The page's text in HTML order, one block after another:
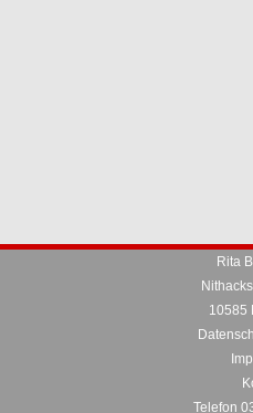
Rita
10585
Telefon